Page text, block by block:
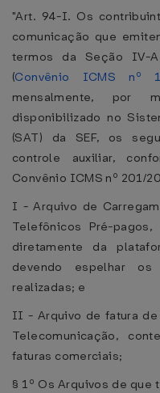
"Art. 94-I. Os
comunicação que
termos da Seção IV-
(Convênio ICMS nº
mensalmente, por
disponibilizado no
(SAT) da SEF, os
controle auxiliar,
Convênio ICMS nº 201/
I - Arquivo de
Telefônicos Pré-
diretamente da
devendo espelhar
realizadas; e
II - Arquivo de fatura
Telecomunicação,
faturas comerciais;
§ 1º Os Arquivos de